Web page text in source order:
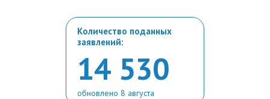
Количество поданных
заявлений:
14 530
обновлено 8 августа